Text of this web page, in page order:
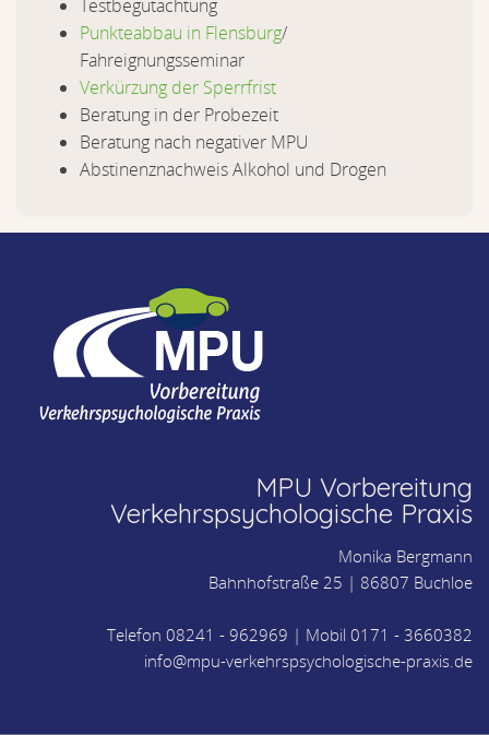
Testbegutachtung
Punkteabbau in Flensburg/
Fahreignungsseminar
Verkürzung der Sperrfrist
Beratung in der Probezeit
Beratung nach negativer MPU
Abstinenznachweis Alkohol und Drogen
MPU Vorbereitung
Verkehrspsychologische Praxis
Monika Bergmann
Bahnhofstraße 25 | 86807 Buchloe
Telefon 08241 - 962969 | Mobil 0171 - 3660382
info@mpu-verkehrspsychologische-praxis.de